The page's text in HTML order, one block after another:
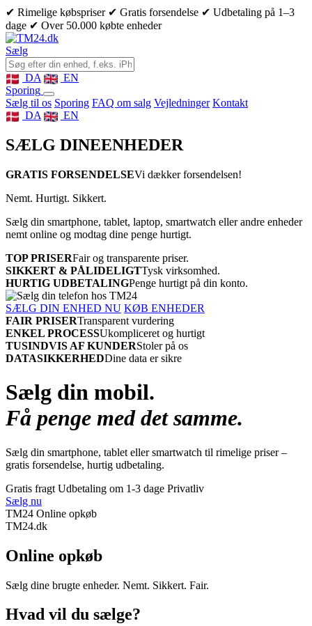
✔ Rimelige købspriser ✔ Gratis forsendelse ✔ Udbetaling på 1–3
dage ✔ Over 50.000 købte enheder
Sælg
DA
EN
Sporing
Sælg til os Sporing FAQ om salg Vejledninger Kontakt
DA
EN
SÆLG DINEENHEDER
GRATIS FORSENDELSEVi dækker forsendelsen!
Nemt. Hurtigt. Sikkert.
Sælg din smartphone, tablet, laptop, smartwatch eller andre enheder
nemt online og modtag dine penge hurtigt.
TOP PRISERFair og transparente priser.
SIKKERT & PÅLIDELIGTTysk virksomhed.
HURTIG UDBETALINGPenge hurtigt på din konto.
SÆLG DIN ENHED NU KØB ENHEDER
FAIR PRISERTransparent vurdering
ENKEL PROCESSUkompliceret og hurtigt
TUSINDVIS AF KUNDERStoler på os
DATASIKKERHEDDine data er sikre
Sælg din mobil.
Få penge med det samme.
Sælg din smartphone, tablet eller smartwatch til rimelige priser –
gratis forsendelse, hurtig udbetaling.
Gratis fragt Udbetaling om 1-3 dage Privatliv
Sælg nu
TM24 Online opkøb
TM24.dk
Online opkøb
Sælg dine brugte enheder. Nemt. Sikkert. Fair.
Hvad vil du sælge?